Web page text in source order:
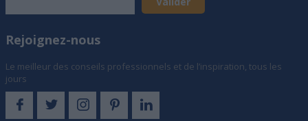
Rejoignez-nous
Le meilleur des conseils professionnels et de l’inspiration, tous les
jours